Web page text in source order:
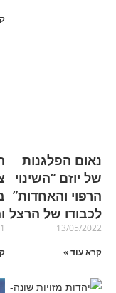
נאום הפלגנות
של יוזם “השינוי
הרפוי והאחדות”
לכבודו של הרצל
13/05/2022
קרא עוד »